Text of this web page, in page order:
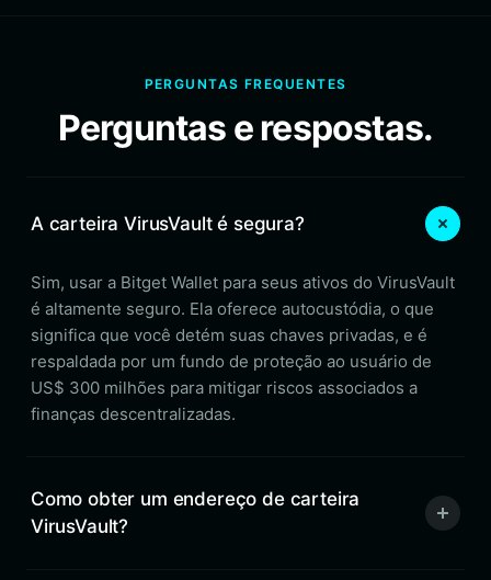
PERGUNTAS FREQUENTES
Perguntas e respostas.
A carteira VirusVault é segura?
Sim, usar a Bitget Wallet para seus ativos do VirusVault
é altamente seguro. Ela oferece autocustódia, o que
significa que você detém suas chaves privadas, e é
respaldada por um fundo de proteção ao usuário de
US$ 300 milhões para mitigar riscos associados a
finanças descentralizadas.
Como obter um endereço de carteira
VirusVault?